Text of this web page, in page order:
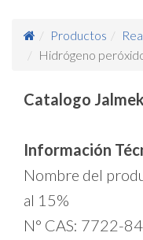
Productos
Hidrógeno
Catalogo
Información
Nombre del
al 15%
N° CAS: 7722-